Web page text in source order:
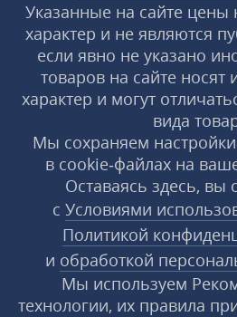
Указанные на сайте цены
характер и не являются
если явно не указано
товаров на сайте носят
характер и могут
вида
Мы сохраняем
в cookie‑файлах на
Оставаясь здесь, вы
с Условиями
Политикой
и обработкой
Мы используем
технологии, их правила